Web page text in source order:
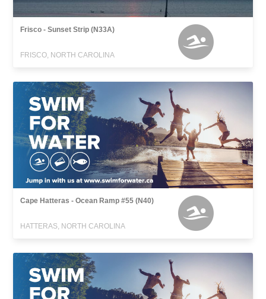
Frisco - Sunset Strip (N33A)
FRISCO, NORTH CAROLINA
Cape Hatteras - Ocean Ramp #55 (N40)
HATTERAS, NORTH CAROLINA